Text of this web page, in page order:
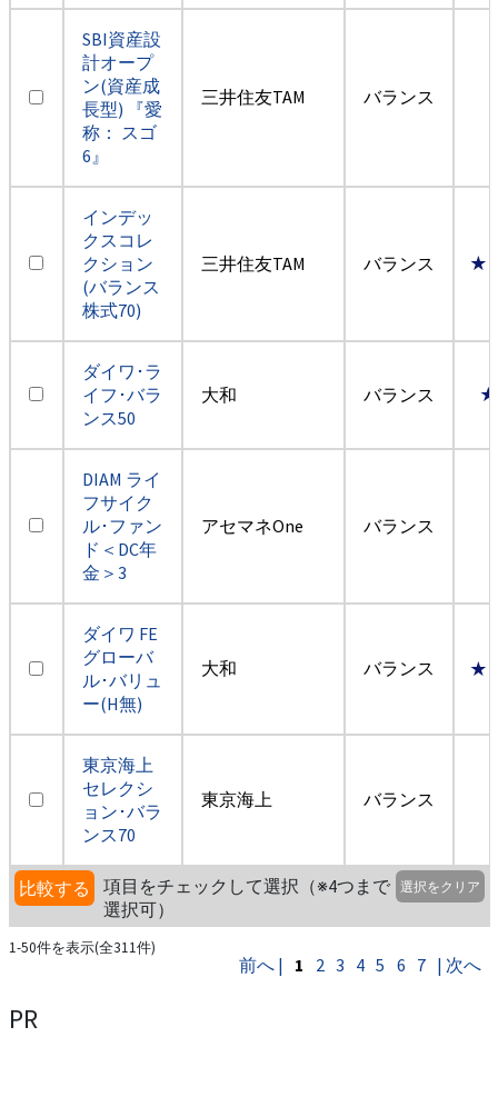
SBI資産設
計オープ
ン(資産成
長型) 『愛
称： スゴ
6』
三井住友TAM バランス
インデッ
クスコレ
クション
(バランス
株式70)
三井住友TAM バランス
ダイワ･ラ
イフ･バラ
ンス50
大和 バランス
DIAM ライ
フサイク
ル･ファン
ド＜DC年
金＞3
アセマネOne バランス
ダイワ FE
グローバ
ル･バリュ
ー(H無)
大和 バランス
東京海上
セレクシ
ョン･バラ
ンス70
東京海上 バランス
比較する
項目をチェックして選択（※4つまで
選択可）
選択をクリア
1-50件を表示(全311件)
前へ | 1 2 3 4 5 6 7 | 次へ
PR